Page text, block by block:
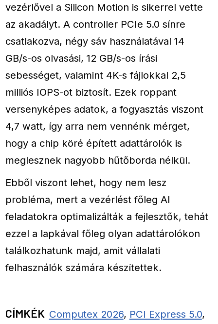
vezérlővel a Silicon Motion is sikerrel vette
az akadályt. A controller PCIe 5.0 sínre
csatlakozva, négy sáv használatával 14
GB/s-os olvasási, 12 GB/s-os írási
sebességet, valamint 4K-s fájlokkal 2,5
milliós IOPS-ot biztosít. Ezek roppant
versenyképes adatok, a fogyasztás viszont
4,7 watt, így arra nem vennénk mérget,
hogy a chip köré épített adattárolók is
meglesznek nagyobb hűtőborda nélkül.
Ebből viszont lehet, hogy nem lesz
probléma, mert a vezérlést főleg AI
feladatokra optimalizálták a fejlesztők, tehát
ezzel a lapkával főleg olyan adattárolókon
találkozhatunk majd, amit vállalati
felhasználók számára készítettek.
CÍMKÉK Computex 2026, PCI Express 5.0,